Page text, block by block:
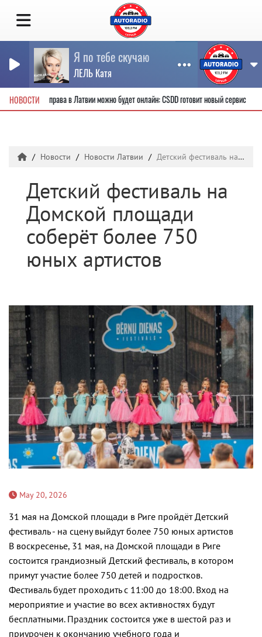
Я по тебе скучаю
ЛЕЛЬ Катя
НОВОСТИ
водительские права в Латвии можно будет онлайн: CSDD готовит новый сервис
Новости Новости Латвии Детский фестиваль на Домской площади соберёт более 750 юных артистов
Детский фестиваль на
Домской площади
соберёт более 750
юных артистов
May 20, 2026
31 мая на Домской площади в Риге пройдёт Детский
фестиваль - на сцену выйдут более 750 юных артистов
В воскресенье, 31 мая, на Домской площади в Риге
состоится грандиозный Детский фестиваль, в котором
примут участие более 750 детей и подростков.
Фестиваль будет проходить с 11:00 до 18:00. Вход на
мероприятие и участие во всех активностях будут
бесплатными. Праздник состоится уже в шестой раз и
приурочен к окончанию учебного года и